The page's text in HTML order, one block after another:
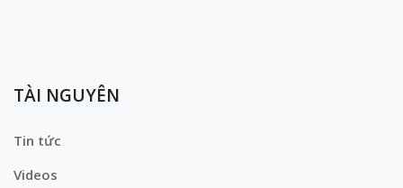
TÀI NGUYÊN
Tin tức
Videos